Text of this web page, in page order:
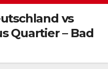
vs
Quartier – Bad